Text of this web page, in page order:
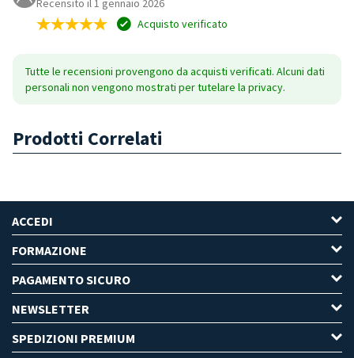
Acquisto verificato
Tutte le recensioni provengono da acquisti verificati. Alcuni dati
personali non vengono mostrati per tutelare la privacy.
Prodotti Correlati
ACCEDI
FORMAZIONE
PAGAMENTO SICURO
NEWSLETTER
SPEDIZIONI PREMIUM